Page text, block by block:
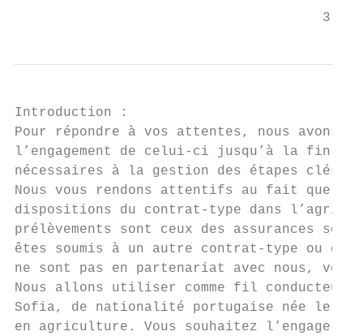
                                      3
Introduction :
Pour répondre à vos attentes, nous avons
l’engagement de celui-ci jusqu’à la fin
nécessaires à la gestion des étapes clés
Nous vous rendons attentifs au fait que les
dispositions du contrat-type dans
prélèvements sont ceux des assurances
êtes soumis à un autre contrat-type ou
ne sont pas en partenariat avec nous,
Nous allons utiliser comme fil conducteur
Sofia, de nationalité portugaise née le
en agriculture. Vous souhaitez l’engager